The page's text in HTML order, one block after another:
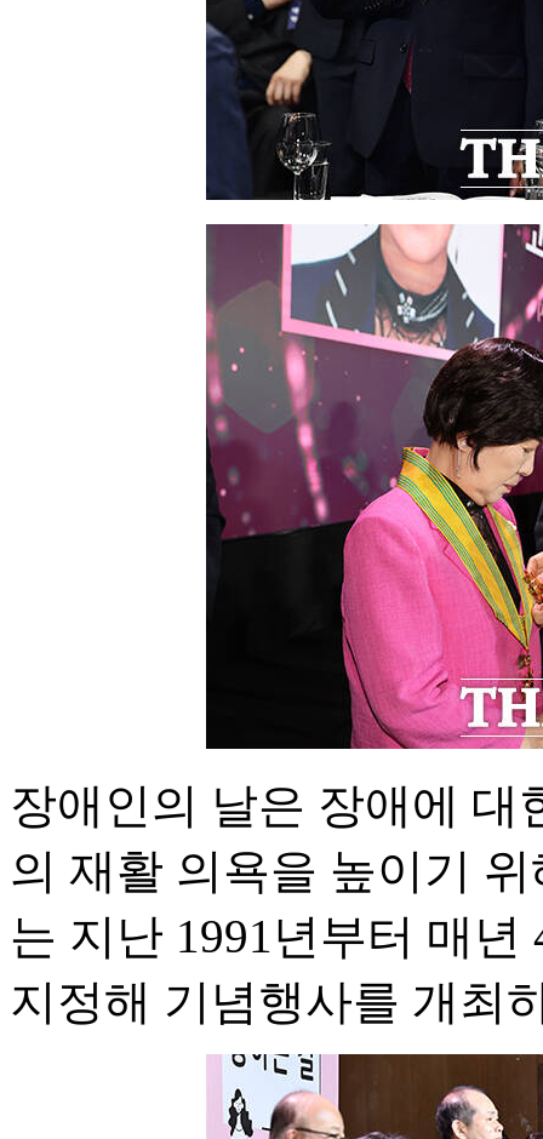
장애인의 날은 장애에 대
의 재활 의욕을 높이기
는 지난 1991년부터 매
지정해 기념행사를 개최